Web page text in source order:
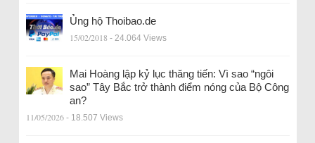
Ủng hộ Thoibao.de
15/02/2018 - 24.064 Views
Mai Hoàng lập kỷ lục thăng tiến: Vì sao “ngôi
sao” Tây Bắc trở thành điểm nóng của Bộ Công
an?
11/05/2026 - 18.507 Views